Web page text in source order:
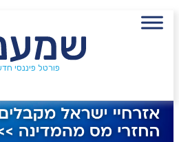
פורטל פיננסי
שם מלא
פעולה נדרשת